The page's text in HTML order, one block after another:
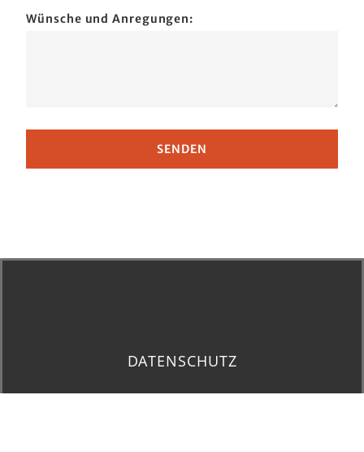
Wünsche und Anregungen:
SENDEN
DATENSCHUTZ
AGB